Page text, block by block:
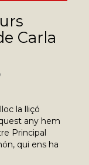
Carla
la lliçó
any hem
Principal
qui ens ha